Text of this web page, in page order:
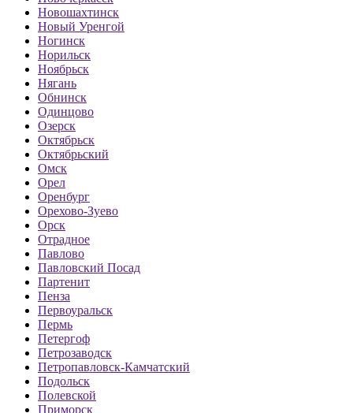
Новошахтинск
Новый Уренгой
Ногинск
Норильск
Ноябрьск
Нягань
Обнинск
Одинцово
Озерск
Октябрьск
Октябрьский
Омск
Орел
Оренбург
Орехово-Зуево
Орск
Отрадное
Павлово
Павловский Посад
Партенит
Пенза
Первоуральск
Пермь
Петергоф
Петрозаводск
Петропавловск-Камчатский
Подольск
Полевской
Приморск